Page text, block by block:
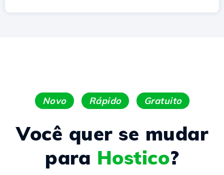
Novo Rápido Gratuito
Você quer se mudar
para Hostico?